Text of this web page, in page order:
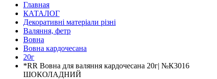
Главная
КАТАЛОГ
Декоративні матеріали різні
Валяння, фетр
Вовна
Вовна кардочесана
20г
*RR Вовна для валяння кардочесана 20г| №К3016
ШОКОЛАДНИЙ